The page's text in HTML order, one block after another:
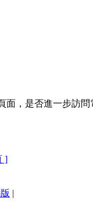
面，是否進一步訪問
]
|